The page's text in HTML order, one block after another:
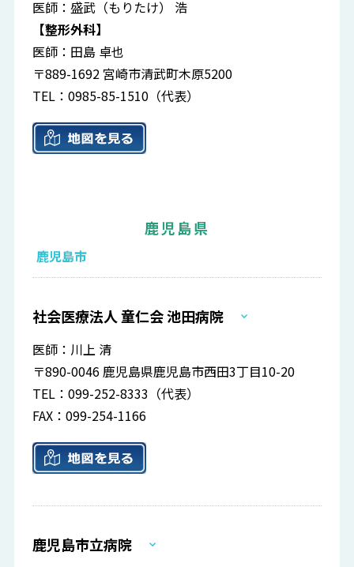
医師：盛武（もりたけ） 浩
【整形外科】
医師：田島 卓也
〒889-1692 宮崎市清武町木原5200
TEL：0985-85-1510（代表）
鹿児島県
鹿児島市
社会医療法人 童仁会 池田病院
医師：川上 清
〒890-0046 鹿児島県鹿児島市西田3丁目10-20
TEL：099-252-8333（代表）
FAX：099-254-1166
鹿児島市立病院